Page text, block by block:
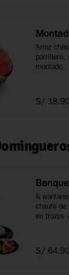
Arroz
parrillero,
montado.
S/ 18.90
6
chaufa de
en trozos
S/ 64.90